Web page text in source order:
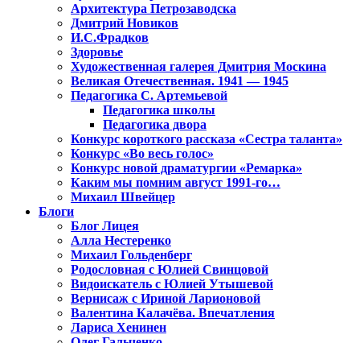
Архитектура Петрозаводска
Дмитрий Новиков
И.С.Фрадков
Здоровье
Художественная галерея Дмитрия Москина
Великая Отечественная. 1941 — 1945
Педагогика С. Артемьевой
Педагогика школы
Педагогика двора
Конкурс короткого рассказа «Сестра таланта»
Конкурс «Во весь голос»
Конкурс новой драматургии «Ремарка»
Каким мы помним август 1991-го…
Михаил Швейцер
Блоги
Блог Лицея
Алла Нестеренко
Михаил Гольденберг
Родословная с Юлией Свинцовой
Видоискатель с Юлией Утышевой
Вернисаж с Ириной Ларионовой
Валентина Калачёва. Впечатления
Лариса Хенинен